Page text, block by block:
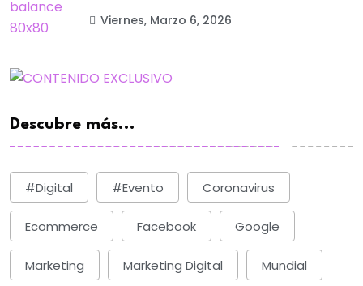
Viernes, Marzo 6, 2026
Descubre más...
#digital #evento Coronavirus
Ecommerce Facebook Google
Marketing Marketing Digital Mundial